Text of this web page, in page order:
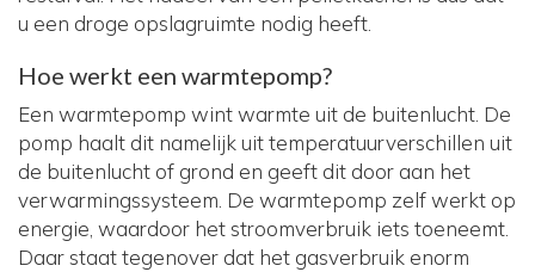
u een droge opslagruimte nodig heeft.
Hoe werkt een warmtepomp?
Een warmtepomp wint warmte uit de buitenlucht. De
pomp haalt dit namelijk uit temperatuurverschillen uit
de buitenlucht of grond en geeft dit door aan het
verwarmingssysteem. De warmtepomp zelf werkt op
energie, waardoor het stroomverbruik iets toeneemt.
Daar staat tegenover dat het gasverbruik enorm